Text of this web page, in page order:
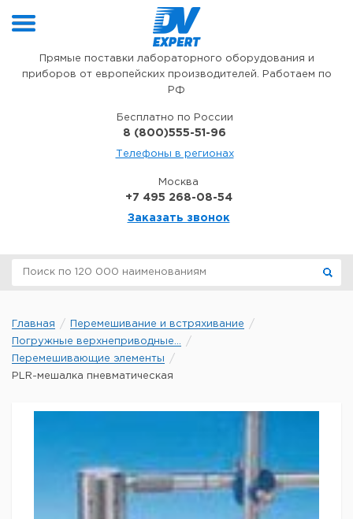
Прямые поставки лабораторного оборудования и
приборов от европейских производителей. Работаем по
РФ
Бесплатно по России
8 (800)555-51-96
Телефоны в регионах
Москва
+7 495 268-08-54
Заказать звонок
Главная
Перемешивание и встряхивание
Погружные верхнеприводные...
Перемешивающие элементы
PLR-мешалка пневматическая